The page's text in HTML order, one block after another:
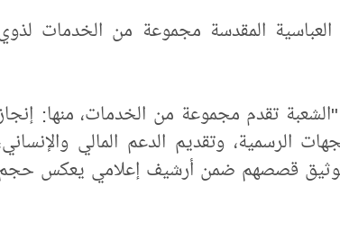
العباسية المقدسة مجموعة من الخدمات
تقدم مجموعة من الخدمات، منها: إنجاز
الرسمية، وتقديم الدعم المالي
وتوثيق قصصهم ضمن أرشيف إعلامي يعكس